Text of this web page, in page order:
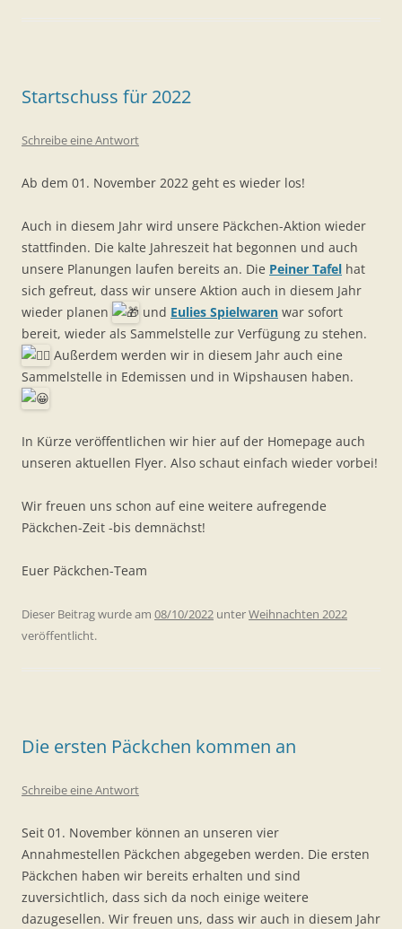
Startschuss für 2022
Schreibe eine Antwort
Ab dem 01. November 2022 geht es wieder los!
Auch in diesem Jahr wird unsere Päckchen-Aktion wieder
stattfinden. Die kalte Jahreszeit hat begonnen und auch
unsere Planungen laufen bereits an. Die Peiner Tafel hat
sich gefreut, dass wir unsere Aktion auch in diesem Jahr
wieder planen
und Eulies Spielwaren war sofort
bereit, wieder als Sammelstelle zur Verfügung zu stehen.
Außerdem werden wir in diesem Jahr auch eine
Sammelstelle in Edemissen und in Wipshausen haben.
In Kürze veröffentlichen wir hier auf der Homepage auch
unseren aktuellen Flyer. Also schaut einfach wieder vorbei!
Wir freuen uns schon auf eine weitere aufregende
Päckchen-Zeit -bis demnächst!
Euer Päckchen-Team
Dieser Beitrag wurde am 08/10/2022 unterWeihnachten 2022
veröffentlicht.
Die ersten Päckchen kommen an
Schreibe eine Antwort
Seit 01. November können an unseren vier
Annahmestellen Päckchen abgegeben werden. Die ersten
Päckchen haben wir bereits erhalten und sind
zuversichtlich, dass sich da noch einige weitere
dazugesellen. Wir freuen uns, dass wir auch in diesem Jahr